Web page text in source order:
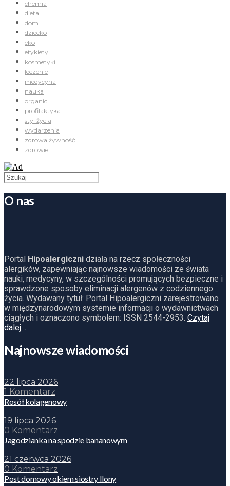
chemia
dieta
dom
dziecko
eko
etykiety
kosmetyki
leczenie
medycyna
nauka
organic
profilaktyka
styl życia
wydarzenia
zdrowa żywność
zdrowie
O nas
Portal Hipoalergiczni działa na rzecz społeczności
alergików, zapewniając najnowsze wiadomości ze świata
nauki, medycyny, w szczególności promujących bezpieczne i
sprawdzone sposoby eliminacji alergenów z codziennego
życia. Wydawany tytuł: Portal Hipoalergiczni zarejestrowano
w międzynarodowym systemie informacji o wydawnictwach
ciągłych i oznaczono symbolem: ISSN 2544-2953. Czytaj
dalej…
Najnowsze wiadomości
22 lipca 2026
1 Komentarz
Rosół kolagenowy
19 lipca 2026
0 Komentarz
Jagodzianka na spodzie bananowym
21 czerwca 2026
0 Komentarz
Post domowy okiem siostry Ilony